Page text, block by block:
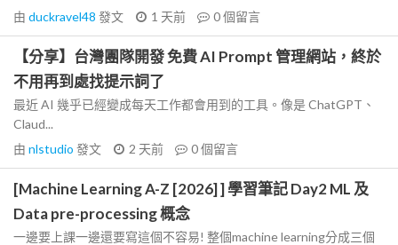
由 duckravel48 發文 1 天前 0個留言
【分享】台灣團隊開發 免費 AI Prompt 管理網站，終於
不用再到處找提示詞了
最近 AI 幾乎已經變成每天工作都會用到的工具。像是 ChatGPT、
Claud...
由 nlstudio 發文 2 天前 0個留言
[Machine Learning A-Z [2026] ] 學習筆記 Day2 ML 及
Data pre-processing 概念
一邊要上課一邊還要寫這個不容易! 整個machine learning分成三個